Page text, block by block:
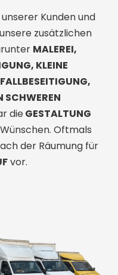
Kunden und
zusätzlichen
MALEREI,
KLEINE
SCHWEREN
dieGESTALTUNG
Oftmals
der Räumung für
vor.